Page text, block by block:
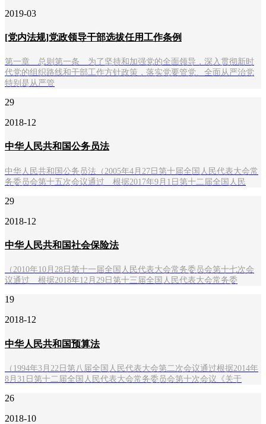
2019-03
[党内法规]党政领导干部选拔任用工作条例
第一章 总则第一条 为了坚持和加强党的全面领导，深入贯彻新时
代党的组织路线和干部工作方针政策，落实党要管党、全面从严治党
特别是从严管
29
2018-12
中华人民共和国公务员法
中华人民共和国公务员法（2005年4月27日第十届全国人民代表大会常
务委员会第十五次会议通过 根据2017年9月1日第十二届全国人民
29
2018-12
中华人民共和国社会保险法
（2010年10月28日第十一届全国人民代表大会常务委员会第十七次会
议通过 根据2018年12月29日第十三届全国人民代表大会常务委
19
2018-12
中华人民共和国预算法
（1994年3月22日第八届全国人民代表大会第二次会议通过根据2014年
8月31日第十二届全国人民代表大会常务委员会第十次会议《关于
26
2018-10